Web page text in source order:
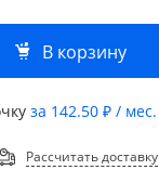
В корзину
за 142.50 ₽ / мес.
Рассчитать доставку